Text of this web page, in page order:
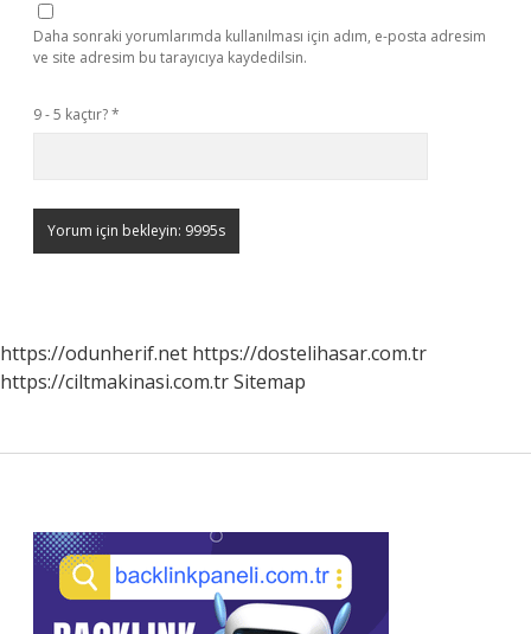
Daha sonraki yorumlarımda kullanılması için adım, e-posta adresim
ve site adresim bu tarayıcıya kaydedilsin.
9 - 5 kaçtır?*
https://odunherif.net https://dostelihasar.com.tr
https://ciltmakinasi.com.trSitemap
Sidebar